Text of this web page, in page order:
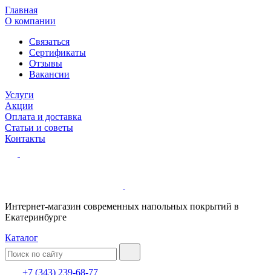
Главная
О компании
Связаться
Сертификаты
Отзывы
Вакансии
Услуги
Акции
Оплата и доставка
Статьи и советы
Контакты
Интернет-магазин современных напольных покрытий в
Екатеринбурге
Каталог
+7 (343) 239-68-77